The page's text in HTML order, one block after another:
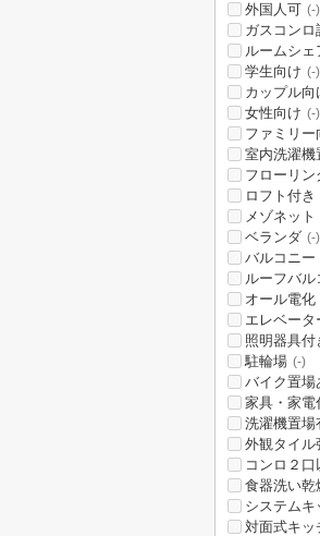
外国人可 (-)
ガスコンロ
ルームシェ
学生向け (-)
カップル向
女性向け (-)
ファミリー
室内洗濯機
フローリン
ロフト付き
メゾネット
ベランダ (-)
バルコニー
ルーフバル
オール電化
エレベータ
照明器具付
駐輪場 (-)
バイク置場
家具・家電
洗濯機置場
外観タイル
コンロ２口
食器洗い乾
システムキ
対面式キッ